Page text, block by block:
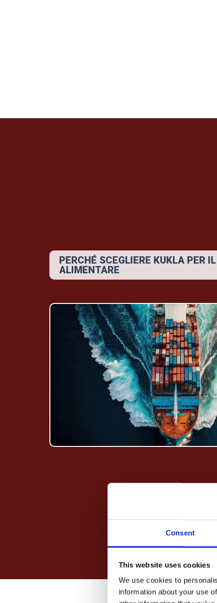
Consent
This website uses cookies
We use cookies to
information about your use
PERCHÉ SCEGLIERE KUKLA PER
ALIMENTARE